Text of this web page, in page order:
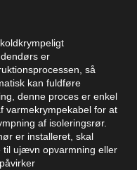
er
så
kan fuldføre
denne proces er enkel
varmekrympekabel for at
af isoleringsrør.
er installeret, skal
til ujævn opvarmning eller